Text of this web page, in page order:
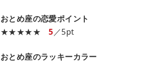
おとめ座の恋愛ポイント
★★★★★5／5pt
おとめ座のラッキーカラー